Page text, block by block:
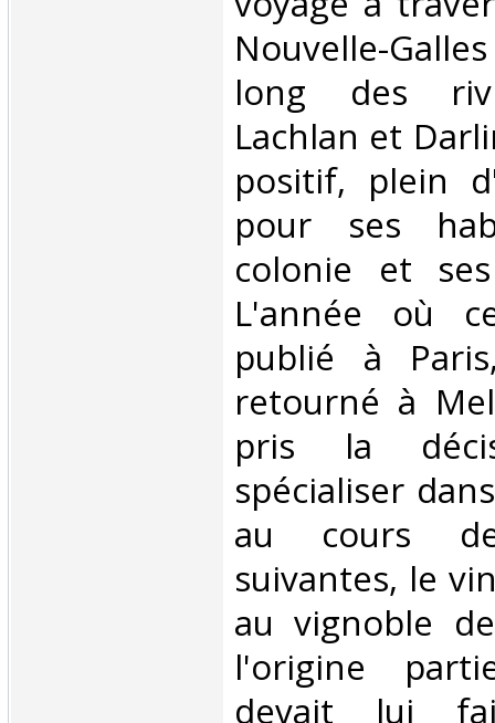
Nouvelle-
long des
Lachlan et
positif, plein
pour ses
colonie et
L'année où
publié à
retourné à
pris la
spécialiser
au cours
suivantes, le
au vignoble
l'origine
devait lui